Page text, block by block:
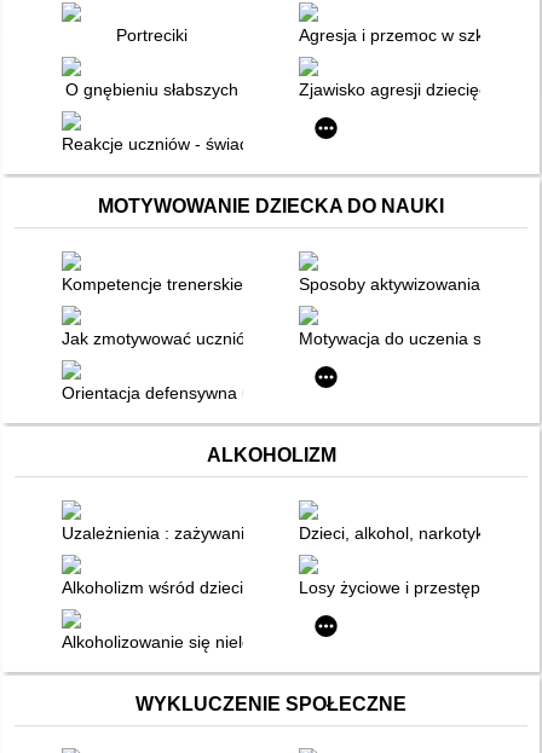
Portreciki Agresja i przemoc w szkole :
O gnębieniu słabszych Zjawisko agresji dziecięcej w
Reakcje uczniów - świadków przemocy wobec
MOTYWOWANIE DZIECKA DO NAUKI
Kompetencje trenerskie w pracy nauczyciela : jak
Sposoby aktywizowania
Jak zmotywować uczniów do działaniaMotywacja do uczenia się
Orientacja defensywna ucznia
ALKOHOLIZM
Uzależnienia : zażywanie i nadużywanieDzieci, alkohol, narkotyki :
Alkoholizm wśród dzieci i młodzieży wezwaniem dla rodziców i
Losy życiowe i przestępczość
Alkoholizowanie się nieletnich i jego konsekwencje
WYKLUCZENIE SPOŁECZNE